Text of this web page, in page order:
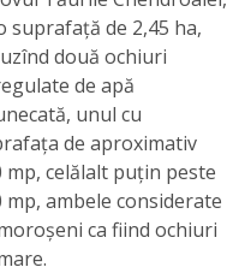
suprafaţă de 2,45 ha,
două ochiuri
de apă
unul cu
de aproximativ
mp, celălalt puţin peste
mp, ambele considerate
ca fiind ochiuri